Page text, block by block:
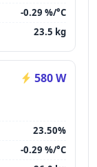
-0.29 %/°C
23.5 kg
580 W
23.50%
-0.29 %/°C